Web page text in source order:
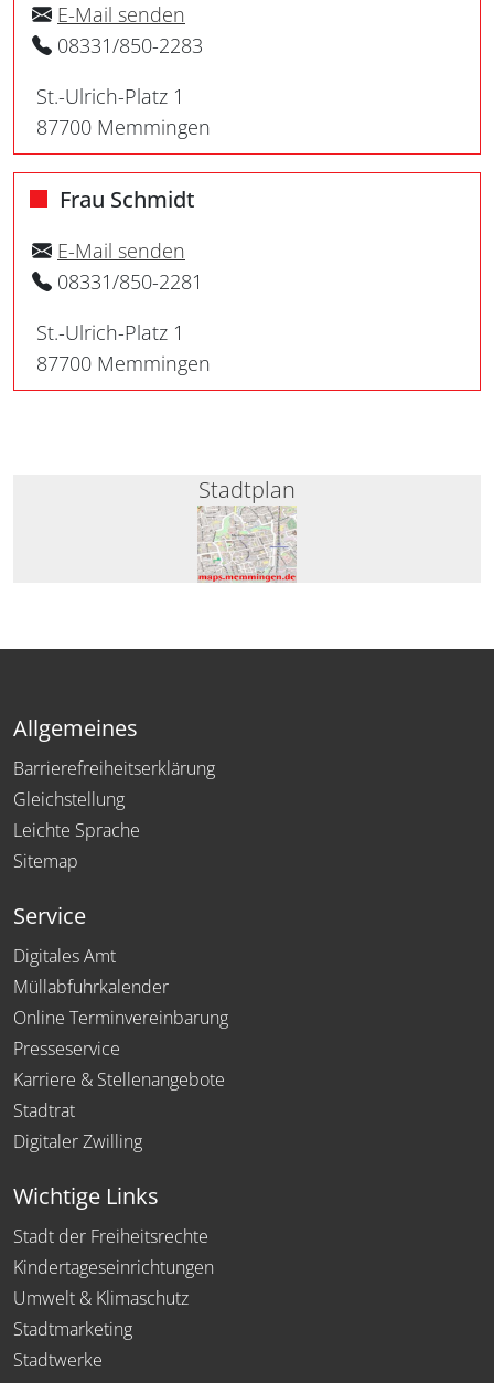
E-Mail senden
08331/850-2283
St.-Ulrich-Platz 1
87700 Memmingen
Frau Schmidt
E-Mail senden
08331/850-2281
St.-Ulrich-Platz 1
87700 Memmingen
Stadtplan
Allgemeines
Barrierefreiheitserklärung
Gleichstellung
Leichte Sprache
Sitemap
Service
Digitales Amt
Müllabfuhrkalender
Online Terminvereinbarung
Presseservice
Karriere & Stellenangebote
Stadtrat
Digitaler Zwilling
Wichtige Links
Stadt der Freiheitsrechte
Kindertageseinrichtungen
Umwelt & Klimaschutz
Stadtmarketing
Stadtwerke